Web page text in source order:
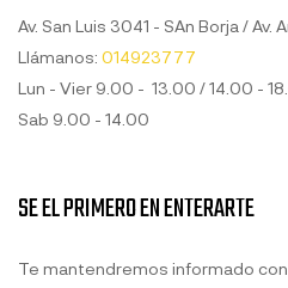
Av. San Luis 3041 - SAn Borja /
Llámanos: 014923777
Lun - Vier 9.00 - 13.00 / 14.00 -
Sab 9.00 - 14.00
SE EL PRIMERO EN ENTERARTE
Te mantendremos informado